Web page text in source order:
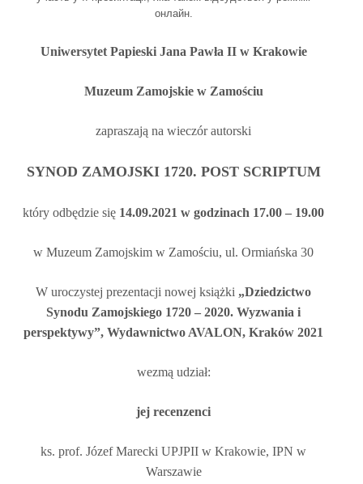
онлайн.
Uniwersytet Papieski Jana Pawła II w Krakowie
Muzeum Zamojskie w Zamościu
zapraszają na wieczór autorski
SYNOD ZAMOJSKI 1720. POST SCRIPTUM
który odbędzie się 14.09.2021 w godzinach 17.00 – 19.00
w Muzeum Zamojskim w Zamościu, ul. Ormiańska 30
W uroczystej prezentacji nowej książki „Dziedzictwo
Synodu Zamojskiego 1720 – 2020. Wyzwania i
perspektywy”, Wydawnictwo AVALON, Kraków 2021
wezmą udział:
jej recenzenci
ks. prof. Józef Marecki UPJPII w Krakowie, IPN w
Warszawie